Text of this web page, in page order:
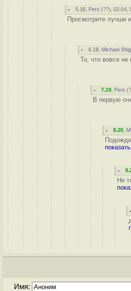
5.16 Pers (??), 02:04,
Просмотрите лучше
6.18 Michael
То, что вовсе не
7.19 Pers (
В первую
8.20
показать
Не
Имя: